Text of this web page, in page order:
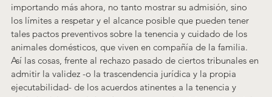
importando más ahora, no tanto mostrar su admisión, sino
los límites a respetar y el alcance posible que pueden tener
tales pactos preventivos sobre la tenencia y cuidado de los
animales domésticos, que viven en compañía de la familia.
Así las cosas, frente al rechazo pasado de ciertos tribunales en
admitir la validez -o la trascendencia jurídica y la propia
ejecutabilidad- de los acuerdos atinentes a la tenencia y